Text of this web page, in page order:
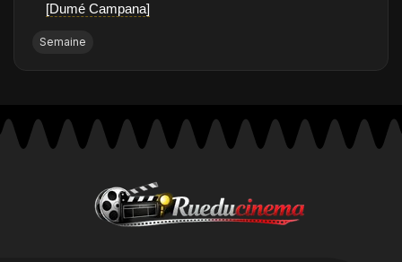
[Dumé Campana]
Semaine